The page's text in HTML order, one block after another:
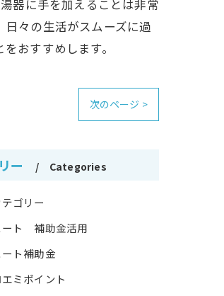
器に手を加えることは非常
々の生活がスムーズに過
おすすめします。
次のページ >
ー Categories
ゴリー
ート 補助金活用
ト補助金
ミポイント